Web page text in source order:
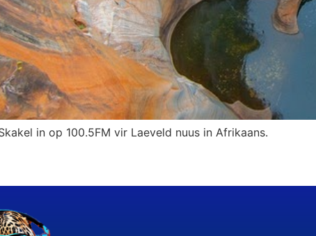
in op 100.5FM vir Laeveld nuus in Afrikaans.